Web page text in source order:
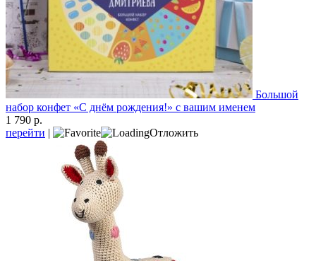
Большой
набор конфет «С днём рождения!» с вашим именем
1 790 р.
перейти | Отложить